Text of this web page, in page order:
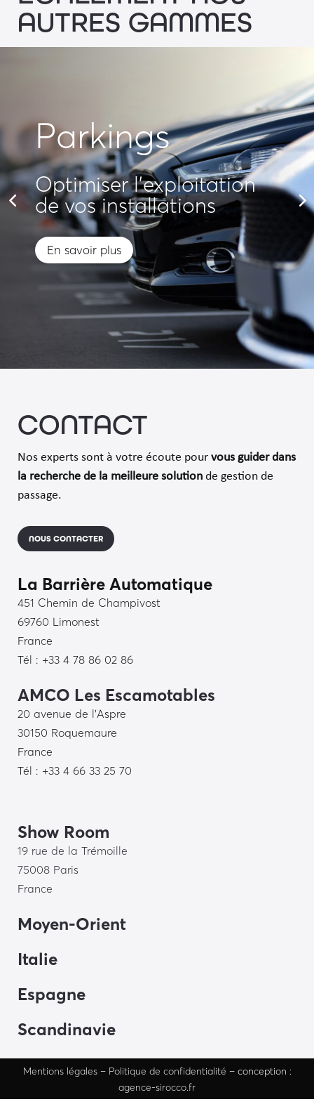
AUTRES GAMMES
Parkings
Optimiser l'exploitation
de vos installations
En savoir plus
CONTACT
Nos experts sont à votre écoute pour vous guider dans
la recherche de la meilleure solutionde gestion de
passage.
NOUS CONTACTER
La Barrière Automatique
451 Chemin de Champivost
69760 Limonest
France
Tél : +33 4 78 86 02 86
AMCO Les Escamotables
20 avenue de l’Aspre
30150 Roquemaure
France
Tél : +33 4 66 33 25 70
Show Room
19 rue de la Trémoille
75008 Paris
France
Moyen-Orient
Italie
Espagne
Scandinavie
Mentions légales– Politique de confidentialité – conception :
agence-sirocco.fr